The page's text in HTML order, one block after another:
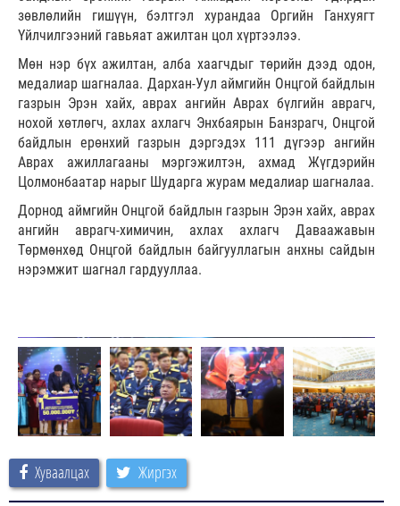
зөвлөлийн гишүүн, бэлтгэл хурандаа Оргийн Ганхуягт
Үйлчилгээний гавьяат ажилтан цол хүртээлээ.
Мөн нэр бүх ажилтан, алба хаагчдыг төрийн дээд одон,
медалиар шагналаа. Дархан-Уул аймгийн Онцгой байдлын
газрын Эрэн хайх, аврах ангийн Аврах бүлгийн аврагч,
нохой хөтлөгч, ахлах ахлагч Энхбаярын Банзрагч, Онцгой
байдлын ерөнхий газрын дэргэдэх 111 дүгээр ангийн
Аврах ажиллагааны мэргэжилтэн, ахмад Жүгдэрийн
Цолмонбаатар нарыг Шударга журам медалиар шагналаа.
Дорнод аймгийн Онцгой байдлын газрын Эрэн хайх, аврах
ангийн аврагч-химичин, ахлах ахлагч Даваажавын
Төрмөнхөд Онцгой байдлын байгууллагын анхны сайдын
нэрэмжит шагнал гардууллаа.